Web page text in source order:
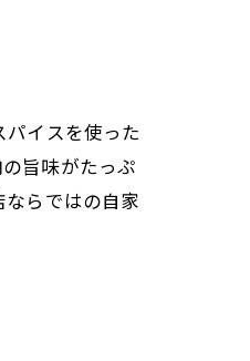
イスを使った
旨味がたっぷ
らではの自家